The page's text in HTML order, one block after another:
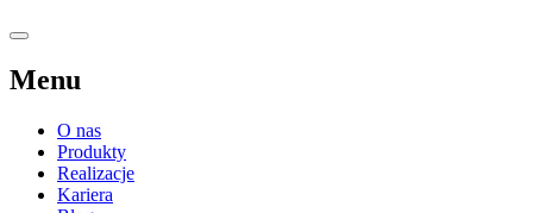
Menu
O nas
Produkty
Realizacje
Kariera